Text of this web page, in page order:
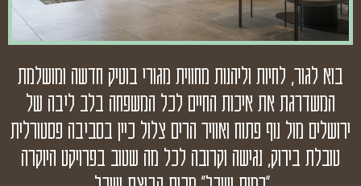
בוא לגור, לחיות וליהנות מחווית מגורי בוטיק חדשה ומושלמת
המשדרגת את איכות החיים לכל המשפחה בלב ליבה של
ירושלים מול נוף פתוח ואוויר הרים צלול כיין בסביבה פסטורלית
טובלת בירוק, נגישה וקרובה לכל מה שטוב בפרויקט היוקרה